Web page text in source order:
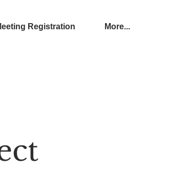
Registration More...